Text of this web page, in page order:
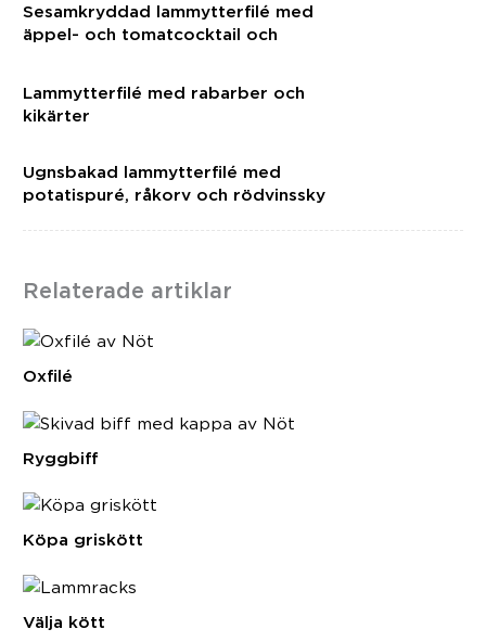
Sesamkryddad lammytterfilé med
äppel- och tomatcocktail och
Lammytterfilé med rabarber och
kikärter
Ugnsbakad lammytterfilé med
potatispuré, råkorv och rödvinssky
Relaterade artiklar
Oxfilé
Ryggbiff
Köpa griskött
Välja kött